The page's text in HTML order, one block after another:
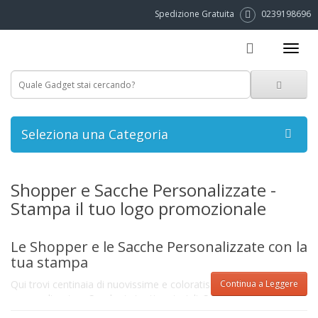
Spedizione Gratuita 0239198696
Seleziona una Categoria
Shopper e Sacche Personalizzate -
Stampa il tuo logo promozionale
Le Shopper e le Sacche Personalizzate con la
tua stampa
Qui trovi centinaia di nuovissime e coloratissime Shopper
personalizzate e Sacche in tanti materiali. Scegli tra quelle in
Continua a Leggere